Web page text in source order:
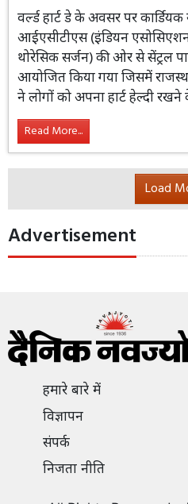
राजस्थान जयपुर
आईएसीटीएस द्वारा आउटरीच
29 Sep 2022 14:26:17
वर्ल्ड हार्ट डे के अवसर पर
आईएसीटीएस (इंडियन
थोरेसिक सर्जन) की ओर से सेंट्रल
आयोजित किया गया जिसमें
ने लोगों को अपना हार्ट हेल्दी रखने
Advertisement